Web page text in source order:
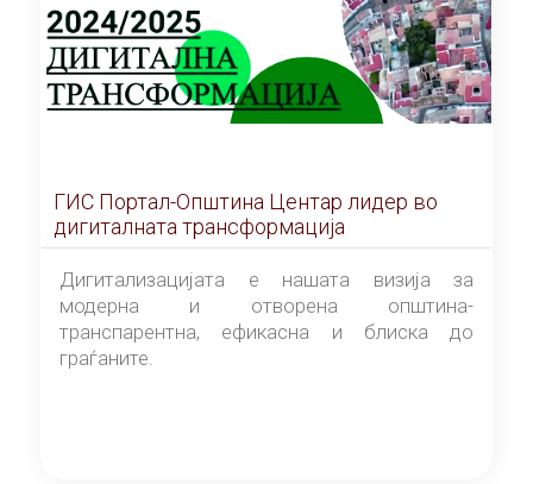
ГИС Портал-Општина Центар лидер во
дигиталната трансформација
Дигитализацијата е нашата визија за
модерна и отворена општина-
транспарентна, ефикасна и блиска до
граѓаните.